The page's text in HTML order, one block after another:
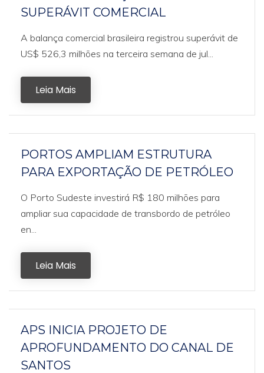
SUPERÁVIT COMERCIAL
A balança comercial brasileira registrou superávit de
US$ 526,3 milhões na terceira semana de jul...
Leia Mais
PORTOS AMPLIAM ESTRUTURA
PARA EXPORTAÇÃO DE PETRÓLEO
O Porto Sudeste investirá R$ 180 milhões para
ampliar sua capacidade de transbordo de petróleo
en...
Leia Mais
APS INICIA PROJETO DE
APROFUNDAMENTO DO CANAL DE
SANTOS